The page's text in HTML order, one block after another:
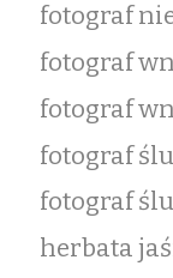
fotograf
fotograf
fotograf
fotograf
fotograf
herbata